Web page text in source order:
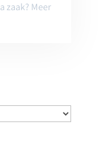
zaak? Meer